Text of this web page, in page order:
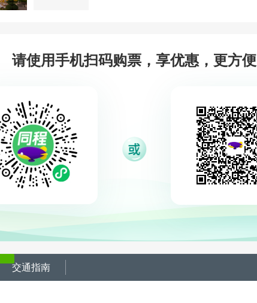
请使用手机扫码购票，享优惠，更方便
交通指南